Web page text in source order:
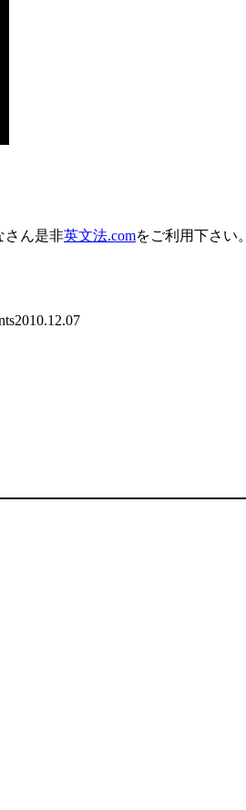
さん是非英文法.comをご利用下さい。
2010.12.07